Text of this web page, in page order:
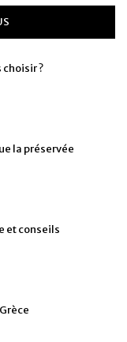
choisir ?
la préservée
et conseils